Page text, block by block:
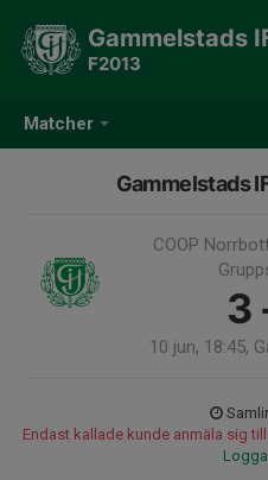
Matcher
Gammelstads
F2013
Gammelstads
COOP
3
10 jun, 18:45,
Endast kallade kunde anmäla sig